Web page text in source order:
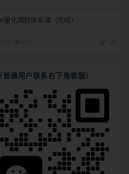
量化理财体系课（完结）
通用户联系右下角客服）